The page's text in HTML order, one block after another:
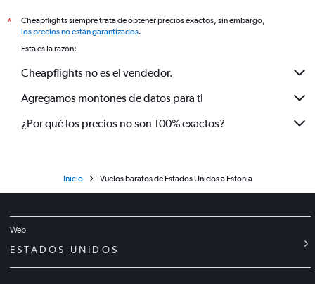
*
Cheapflights siempre trata de obtener precios exactos, sin embargo,
los precios no están garantizados.
Esta es la razón:
Cheapflights no es el vendedor.
Agregamos montones de datos para ti
¿Por qué los precios no son 100% exactos?
Inicio Vuelos baratos de Estados Unidos a Estonia
Web
ESTADOS UNIDOS